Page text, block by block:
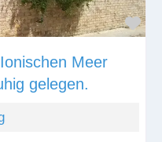
Meer
gelegen.